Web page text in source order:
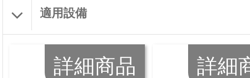
適用設備
詳細商品 詳細